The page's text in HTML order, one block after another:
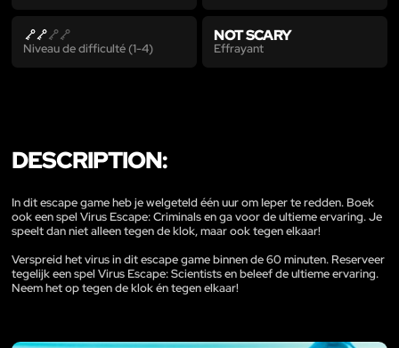
Niveau de difficulté (1-4)
NOT SCARY
Effrayant
DESCRIPTION:
In dit escape game heb je welgeteld één uur om Ieper te redden. Boek
ook een spel Virus Escape: Criminals en ga voor de ultieme ervaring. Je
speelt dan niet alleen tegen de klok, maar ook tegen elkaar!
Verspreid het virus in dit escape game binnen de 60 minuten. Reserveer
tegelijk een spel Virus Escape: Scientists en beleef de ultieme ervaring.
Neem het op tegen de klok én tegen elkaar!